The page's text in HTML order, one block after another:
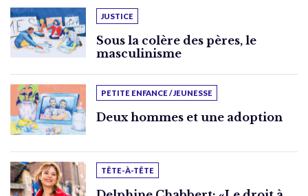
JUSTICE
Sous la colère des pères, le
masculinisme
PETITE ENFANCE / JEUNESSE
Deux hommes et une adoption
TÊTE-À-TÊTE